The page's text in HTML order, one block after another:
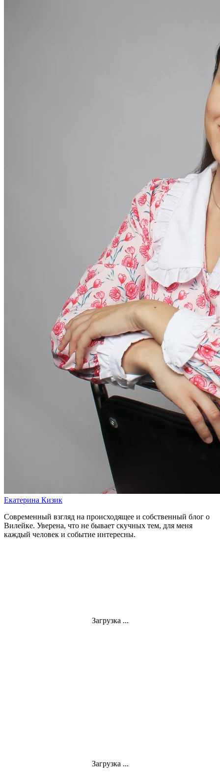
Екатерина Кизик
Современный взгляд на происходящее и собственный блог о
Вилейке. Уверена, что не бывает скучных тем, для меня
каждый человек и событие интересны.
Загрузка ...
Загрузка ...